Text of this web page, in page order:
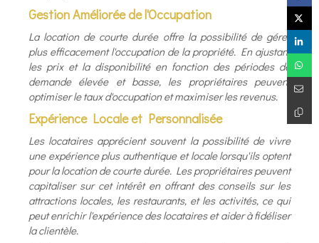
Gestion Améliorée de l'Occupation
La location de courte durée offre la possibilité de gérer
plus efficacement l'occupation de la propriété. En ajustant
les prix et la disponibilité en fonction des périodes de
demande élevée et basse, les propriétaires peuvent
optimiser le taux d'occupation et maximiser les revenus.
Expérience Locale et Personnalisée
Les locataires apprécient souvent la possibilité de vivre
une expérience plus authentique et locale lorsqu'ils optent
pour la location de courte durée. Les propriétaires peuvent
capitaliser sur cet intérêt en offrant des conseils sur les
attractions locales, les restaurants, et les activités, ce qui
peut enrichir l'expérience des locataires et aider à fidéliser
la clientèle.